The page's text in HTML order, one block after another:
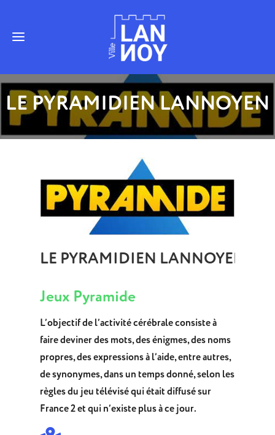
LE PYRAMIDIEN LANNOYEN
LE PYRAMIDIEN LANNOYEN
Jeux Pyramide
L’objectif de l’activité cérébrale consiste à
faire deviner des mots, des énigmes, des noms
propres, des expressions à l’aide, entre autres,
de synonymes, dans un temps donné, selon les
règles du jeu télévisé qui était diffusé sur
France 2 et qui n’existe plus à ce jour.